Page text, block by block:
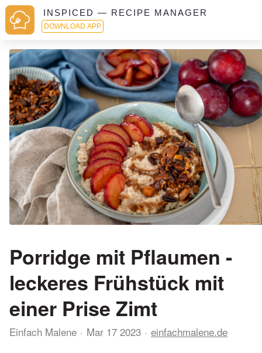
INSPICED — RECIPE MANAGER
DOWNLOAD APP
Porridge mit Pflaumen -
leckeres Frühstück mit
einer Prise Zimt
Einfach Malene Mar 17 2023 einfachmalene.de